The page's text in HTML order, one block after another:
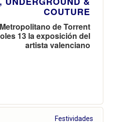
COUTURE
de Torrent
13 la exposición del
artista valenciano
Festividades